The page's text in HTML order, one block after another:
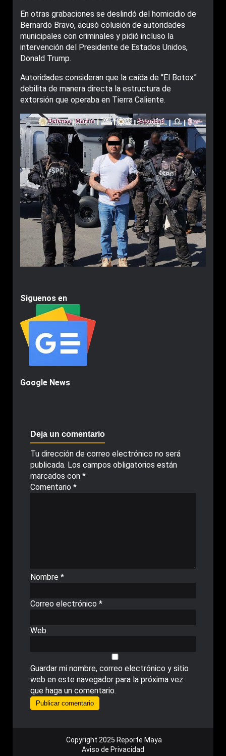
En otras grabaciones se deslindó del homicidio de
Bernardo Bravo, acusó colusión de autoridades
municipales con criminales y pidió incluso la
intervención del Presidente de Estados Unidos,
Donald Trump.
Autoridades consideran que la caída de “El Botox”
debilita de manera directa la estructura de
extorsión que operaba en Tierra Caliente.
Siguenos en
Google News
Deja un comentario
Tu dirección de correo electrónico no será
publicada. Los campos obligatorios están
marcados con *
Comentario *
Nombre *
Correo electrónico *
Web
Guardar mi nombre, correo electrónico y sitio
web en este navegador para la próxima vez
que haga un comentario.
Copyright 2025 Reporte Maya
Aviso de Privacidad